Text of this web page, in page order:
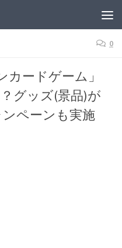
0
カードゲーム」
グッズ(景品)が
ペーンも実施